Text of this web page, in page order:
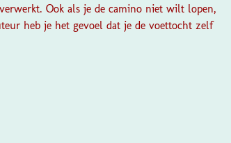
Ook als je de camino niet wilt lopen,
heb je het gevoel dat je de voettocht zelf